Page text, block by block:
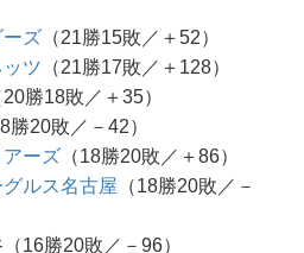
ズ （21勝15敗／＋52）
ツ （21勝17敗／＋128）
20勝18敗／＋35）
勝20敗／－42）
ーズ （18勝20敗／＋86）
ルス名古屋 （18勝20敗／－
16勝20敗／－96）